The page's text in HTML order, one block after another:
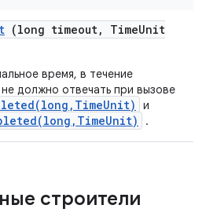
(long timeout, TimeUnit
время, в течение
должно отвечать при вызове
и
.
строители